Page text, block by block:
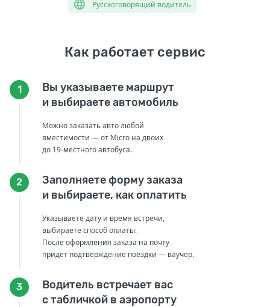
Русскоговорящий водитель
Как работает сервис
1
Вы указываете маршрут
и выбираете автомобиль
Можно заказать авто любой
вместимости — от Micro на двоих
до 19-местного автобуса.
2
Заполняете форму заказа
и выбираете, как оплатить
Указываете дату и время встречи,
выбираете способ оплаты.
После оформления заказа на почту
придет подтверждение поездки — ваучер.
3
Водитель встречает вас
с табличкой в аэропорту